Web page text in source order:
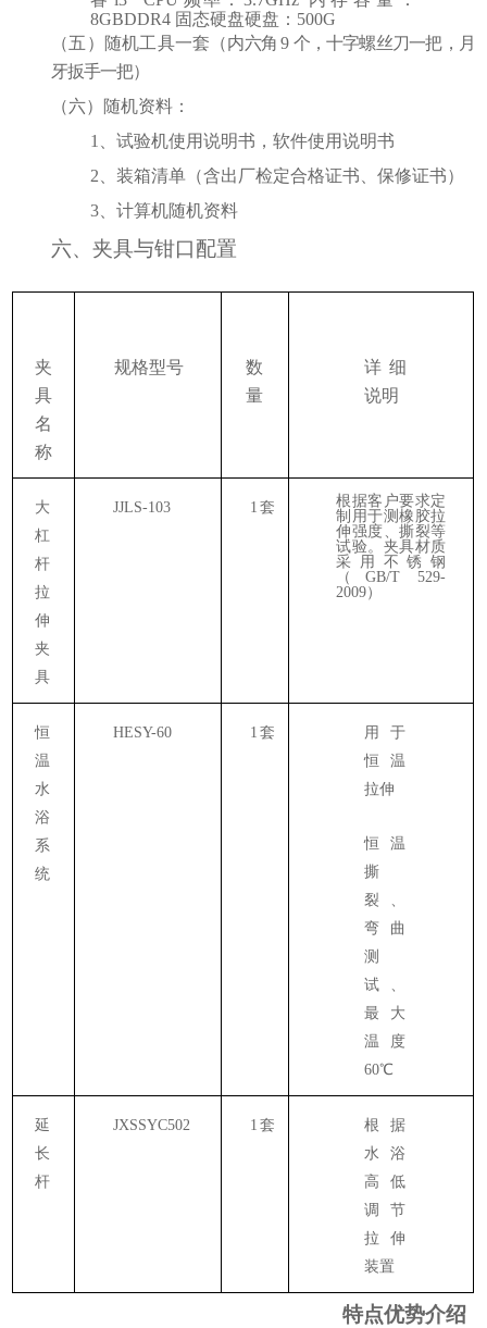
8GBDDR4 固态硬盘硬盘： 500G
（五）随机工具一套（内六角 9 个，十字螺丝刀一把，月
牙扳手一把）
（六）随机资料：
1、试验机使用说明书，软件使用说明书
2、装箱清单（含出厂检定合格证书、保修证书）
3、计算机随机资料
六、夹具与钳口配置
夹
具
名
称
规格型号
数
量
详细
说明
大
杠
杆
拉
伸
夹
具
JJLS-103 1 套
根据客户要求定
制用于测橡胶拉
伸强度、撕裂等
试验。夹具材质
采用不锈钢
（ GB/T
529-
2009）
恒
温
水
浴
系
统
HESY-60 1 套
用于
恒温
拉伸
恒温
撕
裂、
弯曲
测
试、
最大
温度
60℃
延
长
杆
JXSSYC502 1 套
根据
水浴
高低
调节
拉伸
装置
特点优势介绍